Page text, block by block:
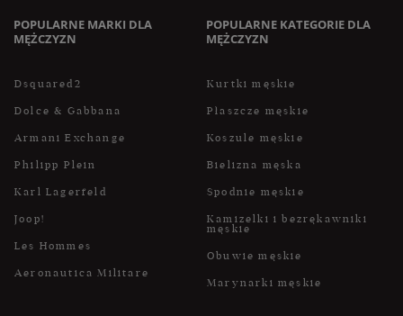
POPULARNE MARKI DLA
MĘŻCZYZN
Dsquared2
Dolce & Gabbana
Armani Exchange
Philipp Plein
Karl Lagerfeld
Joop!
Les Hommes
Aeronautica Militare
POPULARNE KATEGORIE DLA
MĘŻCZYZN
Kurtki męskie
Płaszcze męskie
Koszule męskie
Bielizna męska
Spodnie męskie
Kamizelki i bezrękawniki
męskie
Obuwie męskie
Marynarki męskie